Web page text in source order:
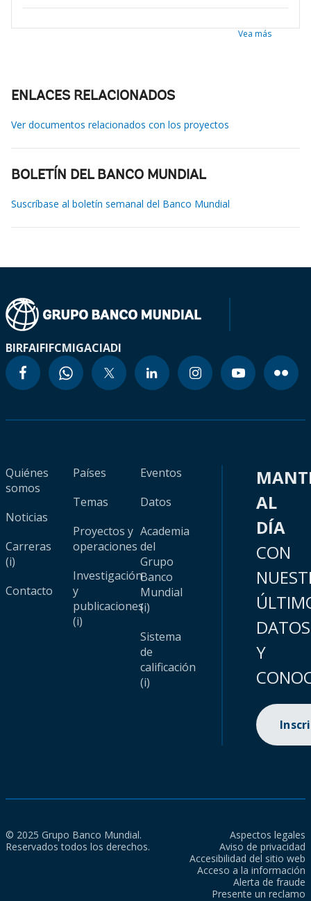
Vea más
ENLACES RELACIONADOS
Ver documentos relacionados con los proyectos
BOLETÍN DEL BANCO MUNDIAL
Suscríbase al boletín semanal del Banco Mundial
BIRFAIFIFCMIGACIADI
Quiénes
somos
Noticias
Carreras
(i)
Contacto
Países
Temas
Proyectos y
operaciones
Investigación
y
publicaciones
(i)
Eventos
Datos
Academia
del
Grupo
Banco
Mundial
(i)
Sistema
de
calificación
(i)
AL
DÍA
CON
DATOS
Y
© 2025 Grupo Banco Mundial.
Reservados todos los derechos.
Aspectos legales
Aviso de privacidad
Accesibilidad del sitio web
Acceso a la información
Alerta de fraude
Presente un reclamo